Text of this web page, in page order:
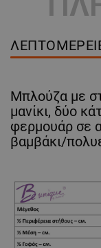
Μπλούζα με
μανίκι, δύο
φερμουάρ σε
βαμβάκι/